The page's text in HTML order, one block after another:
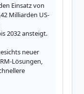
Einsatz von
Milliarden US-
2032 ansteigt.
neuer
Lösungen,